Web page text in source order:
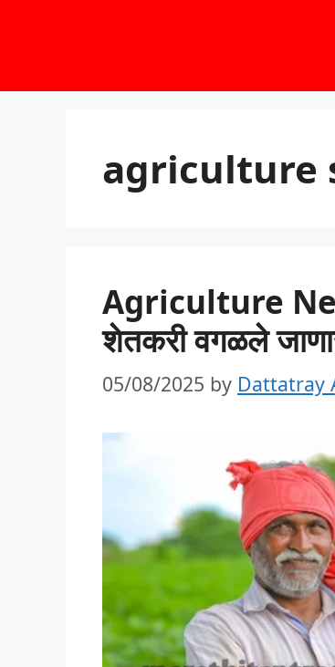
content
agriculture
Agriculture
शेतकरी वगळले
05/08/2025 by Dattatray